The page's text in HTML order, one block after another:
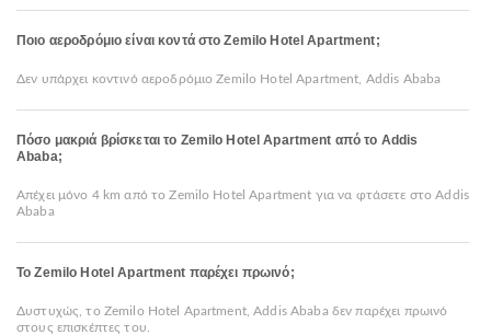
Ποιο αεροδρόμιο είναι κοντά στο Zemilo Hotel Apartment;
Δεν υπάρχει κοντινό αεροδρόμιο Zemilo Hotel Apartment, Addis Ababa
Πόσο μακριά βρίσκεται το Zemilo Hotel Apartment από το Addis
Ababa;
Απέχει μόνο 4 km από το Zemilo Hotel Apartment για να φτάσετε στο Addis
Ababa
Το Zemilo Hotel Apartment παρέχει πρωινό;
Δυστυχώς, το Zemilo Hotel Apartment, Addis Ababa δεν παρέχει πρωινό
στους επισκέπτες του.